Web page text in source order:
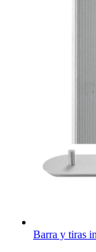
Barra y tiras